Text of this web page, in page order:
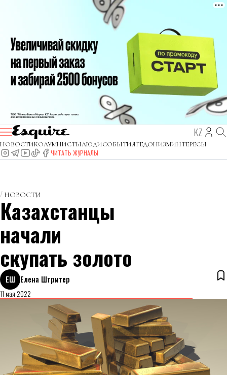
KZ
НОВОСТИКОЛУМНИСТЫЛЮДИСОБЫТИЯГЕДОНИЗМИНТЕРЕСЫ
ЧИТАТЬ ЖУРНАЛЫ
НОВОСТИ
Казахстанцы
начали
скупать золото
ЕШ Елена Штритер
11 мая 2022